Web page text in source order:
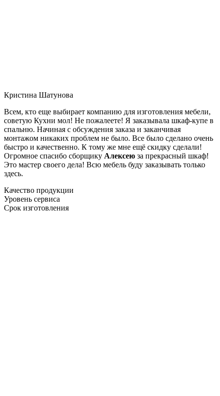
Кристина Шатунова
Всем, кто еще выбирает компанию для изготовления мебели,
советую Кухни мол! Не пожалеете! Я заказывала шкаф-купе в
спальню. Начиная с обсуждения заказа и заканчивая
монтажом никаких проблем не было. Все было сделано очень
быстро и качественно. К тому же мне ещё скидку сделали!
Огромное спасибо сборщику Алексею за прекрасный шкаф!
Это мастер своего дела! Всю мебель буду заказывать только
здесь.
Качество продукции
Уровень сервиса
Срок изготовления